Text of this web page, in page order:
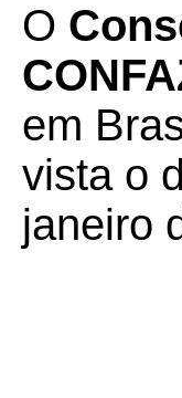
O
em
vista o
janeiro